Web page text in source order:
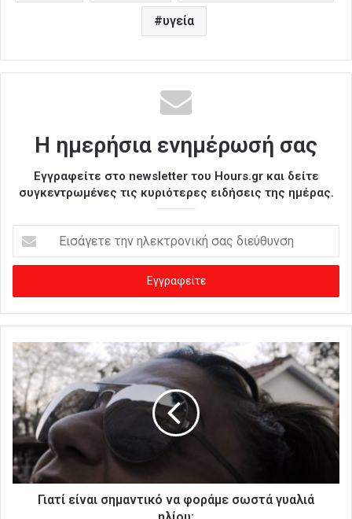
υγεία
Η ημερήσια ενημέρωσή σας
Εγγραφείτε στο newsletter του Hours.gr και δείτε
συγκεντρωμένες τις κυριότερες ειδήσεις της ημέρας.
σ
γ
ε
ε
τ
η
ν
η
ε
κ
τ
Γιατί είναι σημαντικό να φοράμε σωστά γυαλιά